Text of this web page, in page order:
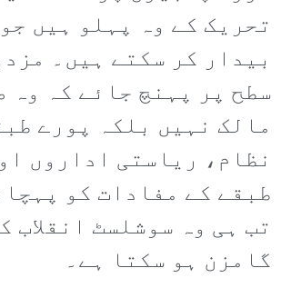
تحریک کے وہ پہلو ہیں
بیدار کر سکتے ہیں۔
سطح پر پہنچ جائے کہ وہ
مالک نہیں بلکہ پورے
نظام، ریاستی اداروں
طبقے کے مفادات کو
تب ہی وہ سوشلسٹ انقلاب
گامزن ہو سکتا ہے۔